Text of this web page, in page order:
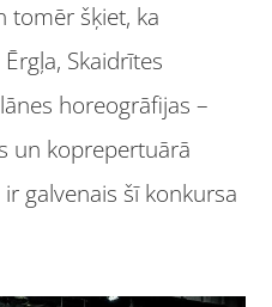
tomēr šķiet, ka
Skaidrītes
horeogrāfijas –
un koprepertuārā
galvenais šī konkursa